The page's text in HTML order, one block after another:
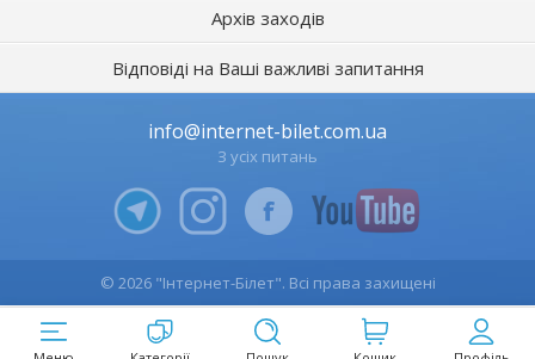
Архів заходів
Відповіді на Ваші важливі запитання
info@internet-bilet.com.ua
З усіх питань
© 2026 "Інтернет-Білет". Всі права захищені